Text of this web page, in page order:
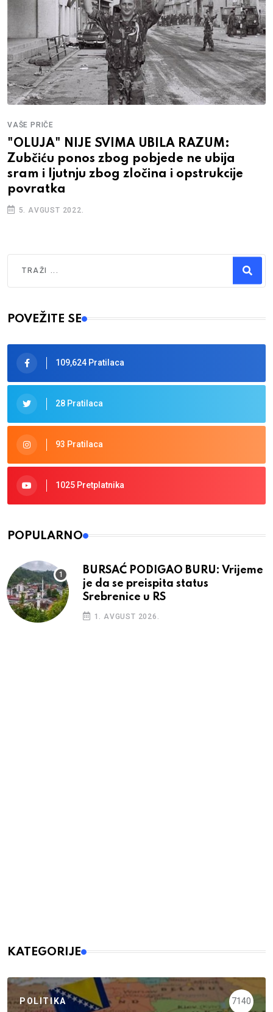
VAŠE PRIČE
"OLUJA" NIJE SVIMA UBILA RAZUM:
Zubčiću ponos zbog pobjede ne ubija
sram i ljutnju zbog zločina i opstrukcije
povratka
5. AVGUST 2022.
Type 2 or more characters for results.
POVEŽITE SE
109,624 Pratilaca
28 Pratilaca
93 Pratilaca
1025 Pretplatnika
POPULARNO
BURSAĆ PODIGAO BURU: Vrijeme
je da se preispita status
Srebrenice u RS
1. AVGUST 2026.
KATEGORIJE
POLITIKA 7140